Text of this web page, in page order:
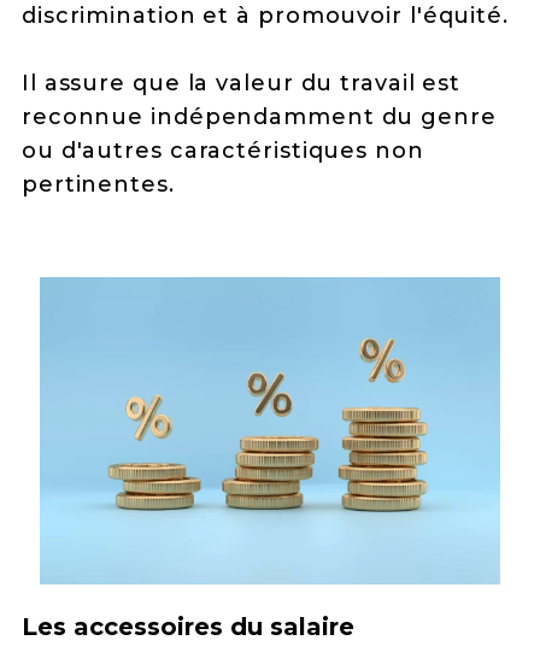
discrimination et à promouvoir l'équité.
Il assure que la valeur du travail est
reconnue indépendamment du genre
ou d'autres caractéristiques non
pertinentes.
Les accessoires du salaire